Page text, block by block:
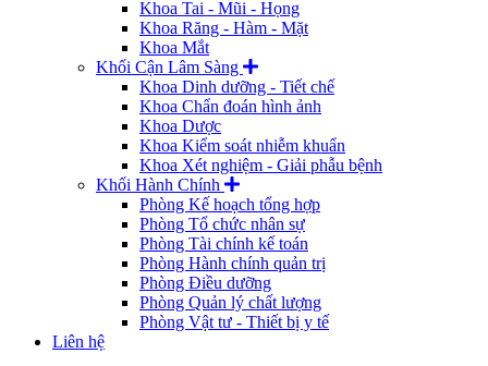
Khoa Tai - Mũi - Họng
Khoa Răng - Hàm - Mặt
Khoa Mắt
Khối Cận Lâm Sàng
Khoa Dinh dưỡng - Tiết chế
Khoa Chẩn đoán hình ảnh
Khoa Dược
Khoa Kiểm soát nhiễm khuẩn
Khoa Xét nghiệm - Giải phẫu bệnh
Khối Hành Chính
Phòng Kế hoạch tổng hợp
Phòng Tổ chức nhân sự
Phòng Tài chính kế toán
Phòng Hành chính quản trị
Phòng Điều dưỡng
Phòng Quản lý chất lượng
Phòng Vật tư - Thiết bị y tế
Liên hệ